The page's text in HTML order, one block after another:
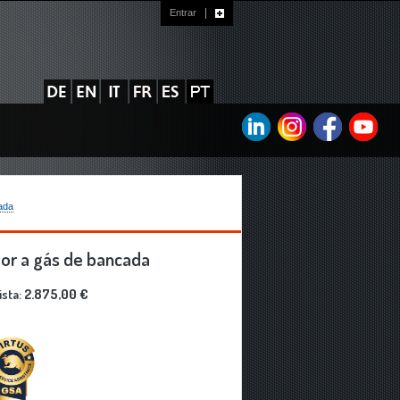
Entrar
a gás de bancada
2.875,00 €